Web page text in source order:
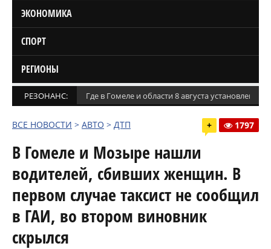
ЭКОНОМИКА
СПОРТ
РЕГИОНЫ
РЕЗОНАНС: Где в Гомеле и области 8 августа установлены
ВСЕ НОВОСТИ > АВТО > ДТП + 1797
В Гомеле и Мозыре нашли
водителей, сбивших женщин. В
первом случае таксист не сообщил
в ГАИ, во втором виновник
скрылся